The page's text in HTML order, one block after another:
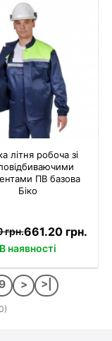
літня робоча зі
ПВ базова
Біко
661.20 грн.
грн.
В наявності
> >|